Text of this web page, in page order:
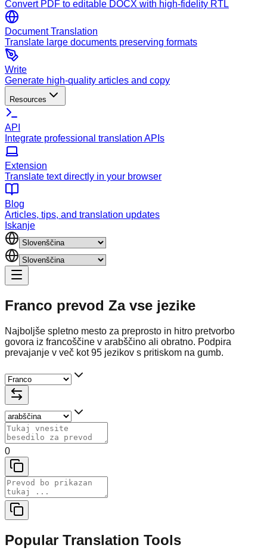
Convert PDF to editable DOCX with high-fidelity RTL
Document Translation
Translate large documents preserving formats
Write
Generate high-quality articles and copy
Resources
API
Integrate professional translation APIs
Extension
Translate text directly in your browser
Blog
Articles, tips, and translation updates
Iskanje
Franco prevod Za vse jezike
Najboljše spletno mesto za preprosto in hitro pretvorbo
govora iz francoščine v arabščino ali obratno. Podpira
prevajanje v več kot 95 jezikov s pritiskom na gumb.
0
Popular Translation Tools